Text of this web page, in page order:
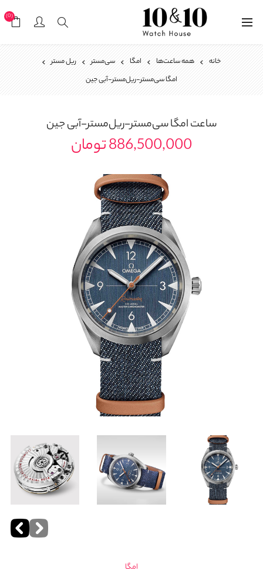
(0)
خانه همه ساعت‌ها امگا سی‌مستر
ریل مستر
امگا سی‌مستر-ریل‌مستر-آبی جین
ساعتامگا سی‌مستر-ریل‌مستر-آبی جین
886,500,000 تومان
امگا